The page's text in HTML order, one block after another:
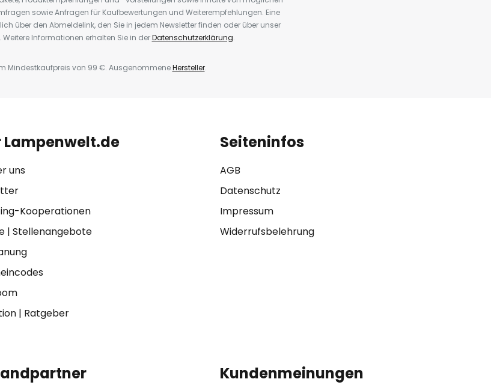
sowie Anfragen für Kaufbewertungen und Weiterempfehlungen. Eine
über den Abmeldelink, den Sie in jedem Newsletter finden oder über unser
Weitere Informationen erhalten Sie in derDatenschutzerklärung.
Mindestkaufpreis von 99 €. AusgenommeneHersteller.
Lampenwelt.de
uns
Kooperationen
| Stellenangebote
| Ratgeber
Seiteninfos
AGB
Datenschutz
Impressum
Widerrufsbelehrung
Kundenmeinungen